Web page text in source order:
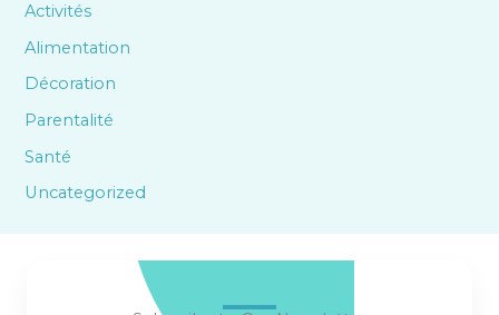
Activités
Alimentation
Décoration
Parentalité
Santé
Uncategorized